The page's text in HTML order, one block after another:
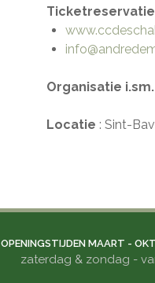
Ticketreservatie
Organisatie i.sm.
Locatie : Sint-
OPENINGSTIJDEN MAART -
zaterdag & zondag -